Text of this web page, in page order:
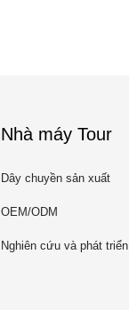
Nhà máy Tour
Dây chuyền sản xuất
OEM/ODM
Nghiên cứu và phát triển